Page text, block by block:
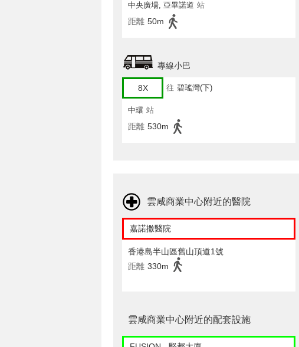
中央廣場, 亞畢諾道 站
距離 50m
專線小巴
8X 往 碧瑤灣(下)
中環 站
距離 530m
雲咸商業中心附近的醫院
嘉諾撒醫院
香港島半山區舊山頂道1號
距離 330m
雲咸商業中心附近的配套設施